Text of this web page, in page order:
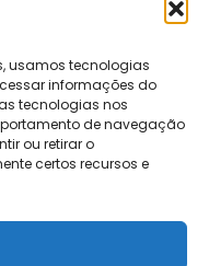
usamos tecnologias
informações do
tecnologias nos
de navegação
ou retirar o
certos recursos e
Dia das Mães
é um site
pertence e é gerido
CEMA, assim